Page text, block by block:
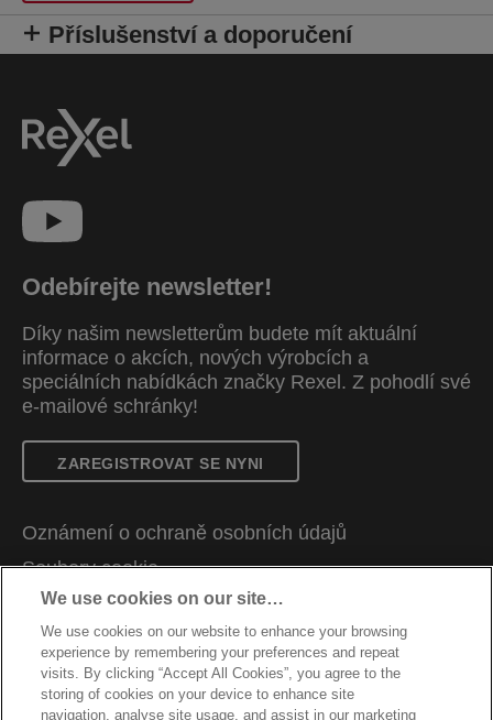
Příslušenství a doporučení
Odebírejte newsletter!
Díky našim newsletterům budete mít aktuální
informace o akcích, nových výrobcích a
speciálních nabídkách značky Rexel. Z pohodlí své
e-mailové schránky!
ZAREGISTROVAT SE NYNI
Oznámení o ochraně osobních údajů
Soubory cookie
Právní upozornění
Otisk
Správa mých dat
Zákaznická podpora
We use cookies on our site…
We use cookies on our website to enhance your browsing
experience by remembering your preferences and repeat
visits. By clicking “Accept All Cookies”, you agree to the
storing of cookies on your device to enhance site
navigation, analyse site usage, and assist in our marketing